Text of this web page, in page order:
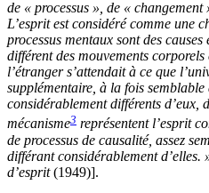
de « processus », de « changement
L’esprit est considéré comme une
processus mentaux sont des
différent des mouvements
l’étranger s’attendait à ce que
supplémentaire, à la fois semblable
considérablement différents d’eux,
mécanisme3 représentent l’esprit
de processus de causalité, assez
différant considérablement d’elles.
d’esprit(1949)].